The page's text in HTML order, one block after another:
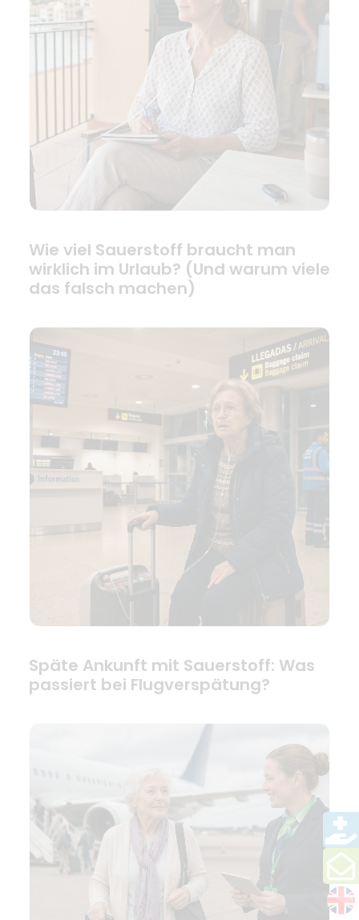
Wie viel Sauerstoff braucht man
wirklich im Urlaub? (Und warum viele
das falsch machen)
Späte Ankunft mit Sauerstoff: Was
passiert bei Flugverspätung?